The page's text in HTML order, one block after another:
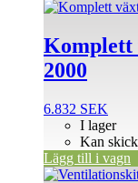
Komplett
2000
6.832 SEK
I lager
Kan
Lägg till i vagn
Den